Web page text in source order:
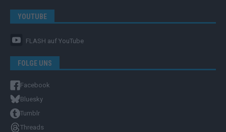
YOUTUBE
FLASH auf YouTube
FOLGE UNS
Facebook
Bluesky
Tumblr
Threads